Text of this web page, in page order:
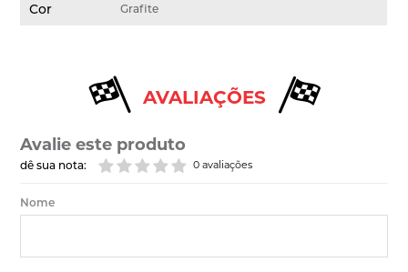
Cor Grafite
AVALIAÇÕES
Avalie este produto
0 avaliações
dê sua nota:
Nome